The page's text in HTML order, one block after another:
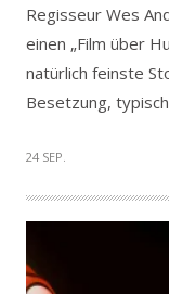
Regisseur Wes
einen „Film über
natürlich feinste
Besetzung,
24 SEP.